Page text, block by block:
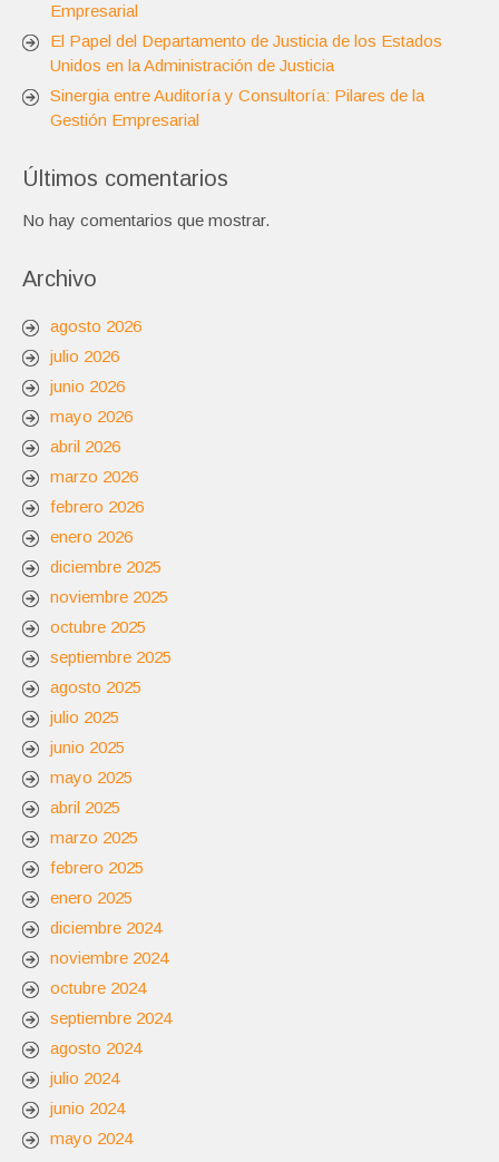
Empresarial
El Papel del Departamento de Justicia de los Estados
Unidos en la Administración de Justicia
Sinergia entre Auditoría y Consultoría: Pilares de la
Gestión Empresarial
Últimos comentarios
No hay comentarios que mostrar.
Archivo
agosto 2026
julio 2026
junio 2026
mayo 2026
abril 2026
marzo 2026
febrero 2026
enero 2026
diciembre 2025
noviembre 2025
octubre 2025
septiembre 2025
agosto 2025
julio 2025
junio 2025
mayo 2025
abril 2025
marzo 2025
febrero 2025
enero 2025
diciembre 2024
noviembre 2024
octubre 2024
septiembre 2024
agosto 2024
julio 2024
junio 2024
mayo 2024